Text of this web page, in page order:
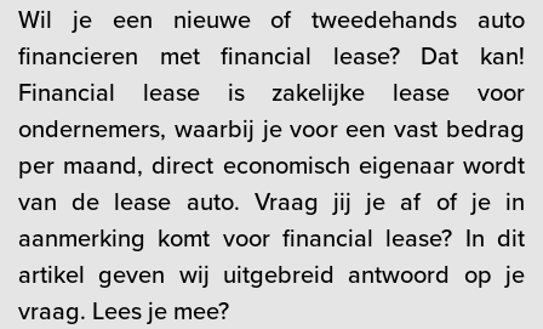
Wil je een nieuwe of tweedehands auto
financieren met financial lease? Dat kan!
Financial lease is zakelijke lease voor
ondernemers, waarbij je voor een vast bedrag
per maand, direct economisch eigenaar wordt
van de lease auto. Vraag jij je af of je in
aanmerking komt voor financial lease? In dit
artikel geven wij uitgebreid antwoord op je
vraag. Lees je mee?